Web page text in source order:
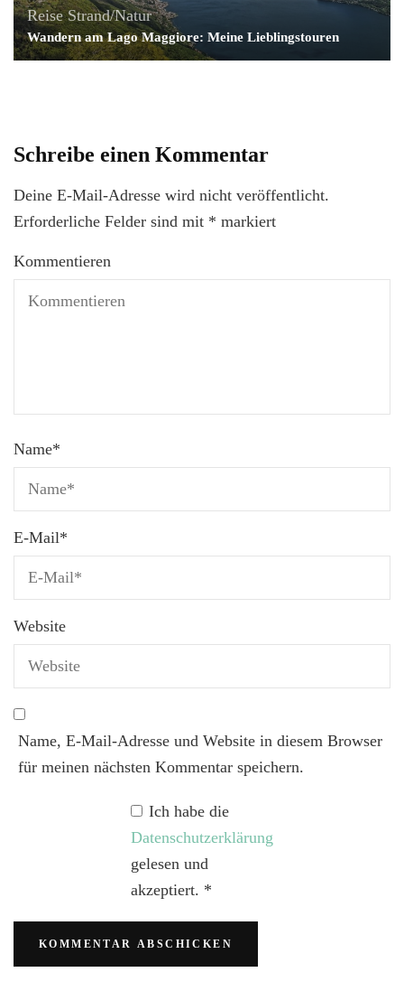
Reise Strand/Natur
Wandern am Lago Maggiore: Meine Lieblingstouren
Schreibe einen Kommentar
Deine E-Mail-Adresse wird nicht veröffentlicht.
Erforderliche Felder sind mit * markiert
Kommentieren
Name*
E-Mail*
Website
Name, E-Mail-Adresse und Website in diesem Browser
für meinen nächsten Kommentar speichern.
Ich habe die
Datenschutzerklärung
gelesen und
akzeptiert. *